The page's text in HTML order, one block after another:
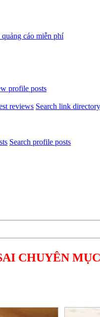
profile posts
reviews Search link directory
Search profile posts
CHUYÊN